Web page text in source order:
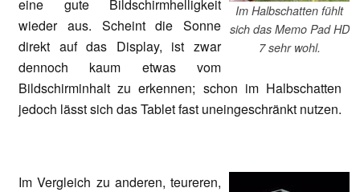
Im Halbschatten fühlt
sich das Memo Pad HD
7 sehr wohl.
eine gute Bildschirmhelligkeit
wieder aus. Scheint die Sonne
direkt auf das Display, ist zwar
dennoch kaum etwas vom
Bildschirminhalt zu erkennen; schon im Halbschatten
jedoch lässt sich das Tablet fast uneingeschränkt nutzen.
Im Vergleich zu anderen, teureren,